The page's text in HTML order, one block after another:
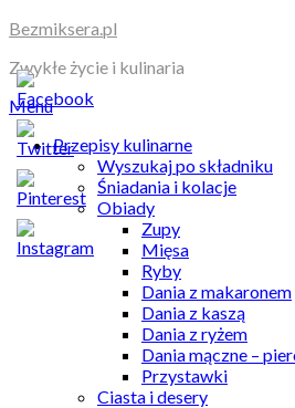
Skip
content
Bezmiksera.pl
Zwykłe życie i kulinaria
Menu
Przepisy kulinarne
Wyszukaj po składniku
Śniadania i kolacje
Obiady
Zupy
Mięsa
Ryby
Dania z makaronem
Dania z kaszą
Dania z ryżem
Dania mączne –
Przystawki
Ciasta i desery